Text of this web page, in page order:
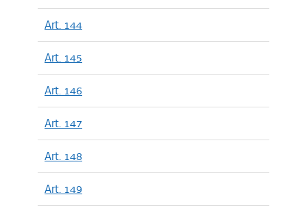
Art. 144
Art. 145
Art. 146
Art. 147
Art. 148
Art. 149